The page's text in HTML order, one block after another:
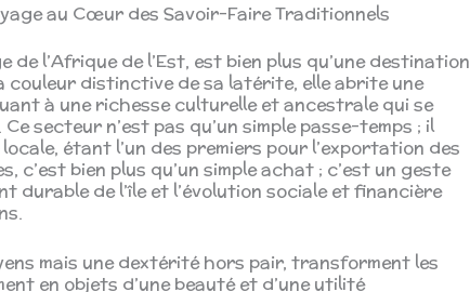
au Cœur des Savoir-Faire Traditionnels
l’Afrique de l’Est, est bien plus qu’une destination
couleur distinctive de sa latérite, elle abrite une
à une richesse culturelle et ancestrale qui se
secteur n’est pas qu’un simple passe-temps ; il
étant l’un des premiers pour l’exportation des
bien plus qu’un simple achat ; c’est un geste
durable de l’île et l’évolution sociale et financière
mais une dextérité hors pair, transforment les
en objets d’une beauté et d’une utilité